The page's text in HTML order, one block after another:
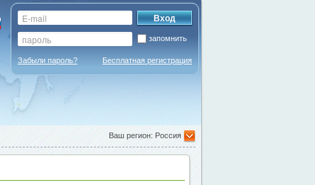
запомнить
Забыли пароль? Бесплатная регистрация
Ваш регион: Россия